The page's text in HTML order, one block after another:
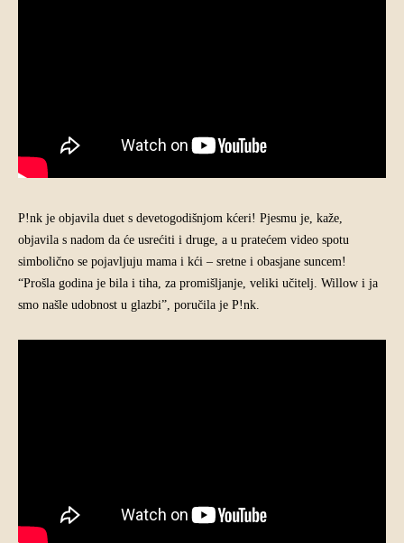
P!nk je objavila duet s devetogodišnjom kćeri! Pjesmu je, kaže,
objavila s nadom da će usrećiti i druge, a u pratećem video spotu
simbolično se pojavljuju mama i kći – sretne i obasjane suncem!
“Prošla godina je bila i tiha, za promišljanje, veliki učitelj. Willow i ja
smo našle udobnost u glazbi”, poručila je P!nk.